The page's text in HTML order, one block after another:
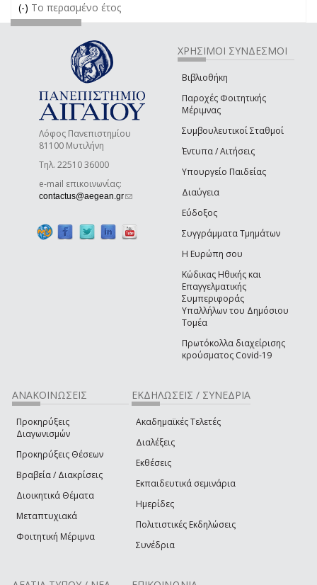
(-) Remove Το περασμένο έτος filter
Το περασμένο έτος
Λόφος Πανεπιστημίου
81100 Μυτιλήνη
Τηλ. 22510 36000
e-mail επικοινωνίας:
contactus@aegean.gr(link sends e-mail)
ΧΡΗΣΙΜΟΙ ΣΥΝΔΕΣΜΟΙ
Βιβλιοθήκη
Παροχές Φοιτητικής
Μέριμνας
Συμβουλευτικοί Σταθμοί
Έντυπα / Αιτήσεις
Υπουργείο Παιδείας
Διαύγεια
Εύδοξος
Συγγράμματα Τμημάτων
Η Ευρώπη σου
Κώδικας Ηθικής και
Επαγγελματικής
Συμπεριφοράς
Υπαλλήλων του Δημόσιου
Τομέα
Πρωτόκολλα διαχείρισης
κρούσματος Covid-19
ΑΝΑΚΟΙΝΩΣΕΙΣ
Προκηρύξεις
Διαγωνισμών
Προκηρύξεις Θέσεων
Βραβεία / Διακρίσεις
Διοικητικά Θέματα
Μεταπτυχιακά
Φοιτητική Μέριμνα
ΕΚΔΗΛΩΣΕΙΣ / ΣΥΝΕΔΡΙΑ
Ακαδημαϊκές Τελετές
Διαλέξεις
Εκθέσεις
Εκπαιδευτικά σεμινάρια
Ημερίδες
Πολιτιστικές Εκδηλώσεις
Συνέδρια